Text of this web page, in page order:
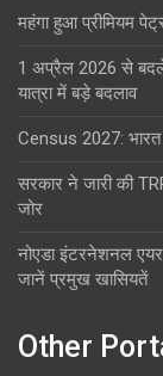
महंगा हुआ प्रीमियम
1 अप्रैल 2026 से बदले
यात्रा में बड़े बदलाव
Census 2027:
सरकार ने जारी की
जोर
नोएडा इंटरनेशनल
जानें प्रमुख खासियतें
Other